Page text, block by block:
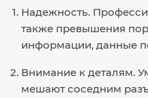
Надежность.
также превышения
информации, данные
Внимание к деталям.
мешают соседним